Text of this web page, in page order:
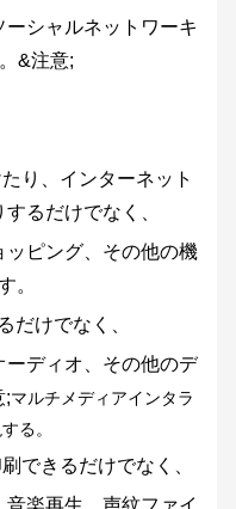
シャルネットワーキ
&注意;
り、インターネット
るだけでなく、
ッピング、その他の機
。
だけでなく、
ーディオ、その他のデ
;マルチメディアインタラ
る。
できるだけでなく、